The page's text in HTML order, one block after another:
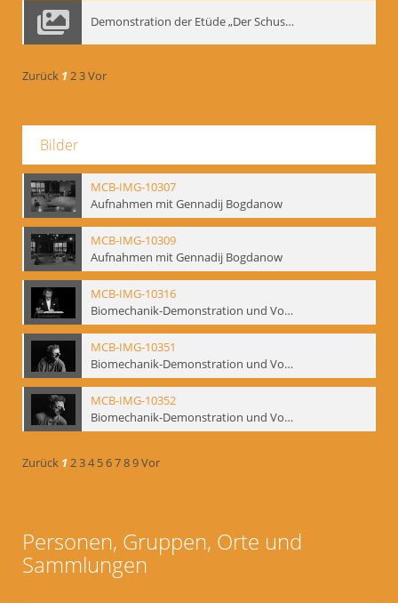
Demonstration der Etüde „Der Schuss mit dem Bogen“ durch Gennadij Nikolajewitsch Bogdanow, Berlin 1991
Zurück 123Vor
Bilder
MCB-IMG-10307
Aufnahmen mit Gennadij Bogdanow
MCB-IMG-10309
Aufnahmen mit Gennadij Bogdanow
MCB-IMG-10316
Biomechanik-Demonstration und Vortrag, Berliner Ensemble, 04.10.1991
MCB-IMG-10351
Biomechanik-Demonstration und Vortrag, Berliner Ensemble, 04.10.1991
MCB-IMG-10352
Biomechanik-Demonstration und Vortrag, Berliner Ensemble, 04.10.1991
Zurück 1234 56789Vor
Personen, Gruppen, Orte und
Sammlungen